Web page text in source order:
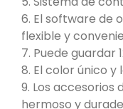
6. El software de
flexible y
7. Puede guardar
8. El color único
9. Los
hermoso y